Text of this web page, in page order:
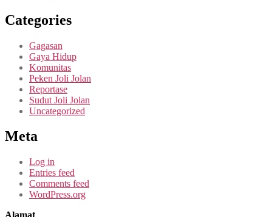
Categories
Gagasan
Gaya Hidup
Komunitas
Peken Joli Jolan
Reportase
Sudut Joli Jolan
Uncategorized
Meta
Log in
Entries feed
Comments feed
WordPress.org